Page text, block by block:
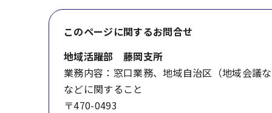
このページに関するお問合せ
地域活躍部 藤岡支所
業務内容：窓口業務、地域自治区（地域会議
などに関すること
〒470-0493